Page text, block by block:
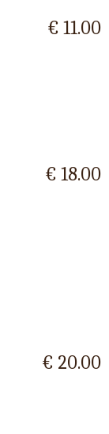
€ 11.00
€ 18.00
€ 20.00